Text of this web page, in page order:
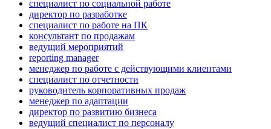
специалист по социальной работе
директор по разработке
специалист по работе на ПК
консультант по продажам
ведущий мероприятий
reporting manager
менеджер по работе с действующими клиентами
специалист по отчетности
руководитель корпоративных продаж
менеджер по адаптации
директор по развитию бизнеса
ведущий специалист по персоналу